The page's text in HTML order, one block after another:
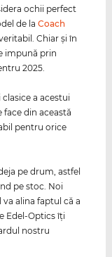
ochii perfect
de laCoach
Chiar şi în
impună prin
2025.
a acestui
din această
pentru orice
pe drum, astfel
pe stoc. Noi
alina faptul că a
Edel-Optics îţi
nostru